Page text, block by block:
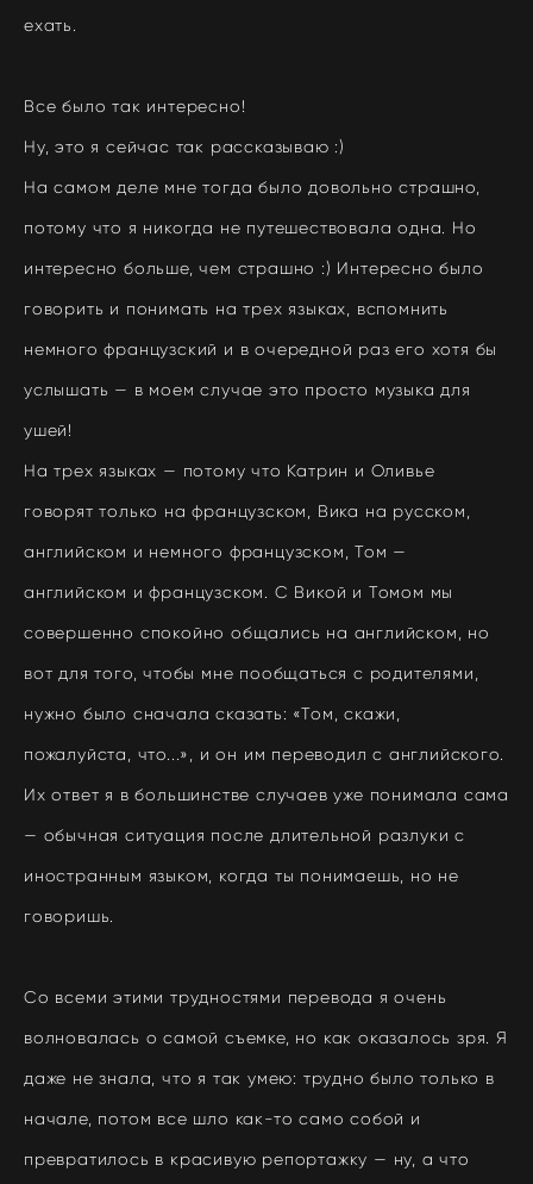
ехать.
Все было так интересно!
Ну, это я сейчас так рассказываю :)
На самом деле мне тогда было довольно страшно,
потому что я никогда не путешествовала одна. Но
интересно больше, чем страшно :) Интересно было
говорить и понимать на трех языках, вспомнить
немного французский и в очередной раз его хотя бы
услышать — в моем случае это просто музыка для
ушей!
На трех языках — потому что Катрин и Оливье
говорят только на французском, Вика на русском,
английском и немного французском, Том —
английском и французском. С Викой и Томом мы
совершенно спокойно общались на английском, но
вот для того, чтобы мне пообщаться с родителями,
нужно было сначала сказать: «Том, скажи,
пожалуйста, что...», и он им переводил с английского.
Их ответ я в большинстве случаев уже понимала сама
— обычная ситуация после длительной разлуки с
иностранным языком, когда ты понимаешь, но не
говоришь.
Со всеми этими трудностями перевода я очень
волновалась о самой съемке, но как оказалось зря. Я
даже не знала, что я так умею: трудно было только в
начале, потом все шло как-то само собой и
превратилось в красивую репортажку — ну, а что